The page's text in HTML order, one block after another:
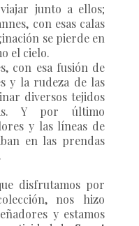
junto a ellos;
con esas calas
se pierde en
el cielo.
con esa fusión de
y la rudeza de las
diversos tejidos
Y por último
y las líneas de
en las prendas
disfrutamos por
nos hizo
y estamos